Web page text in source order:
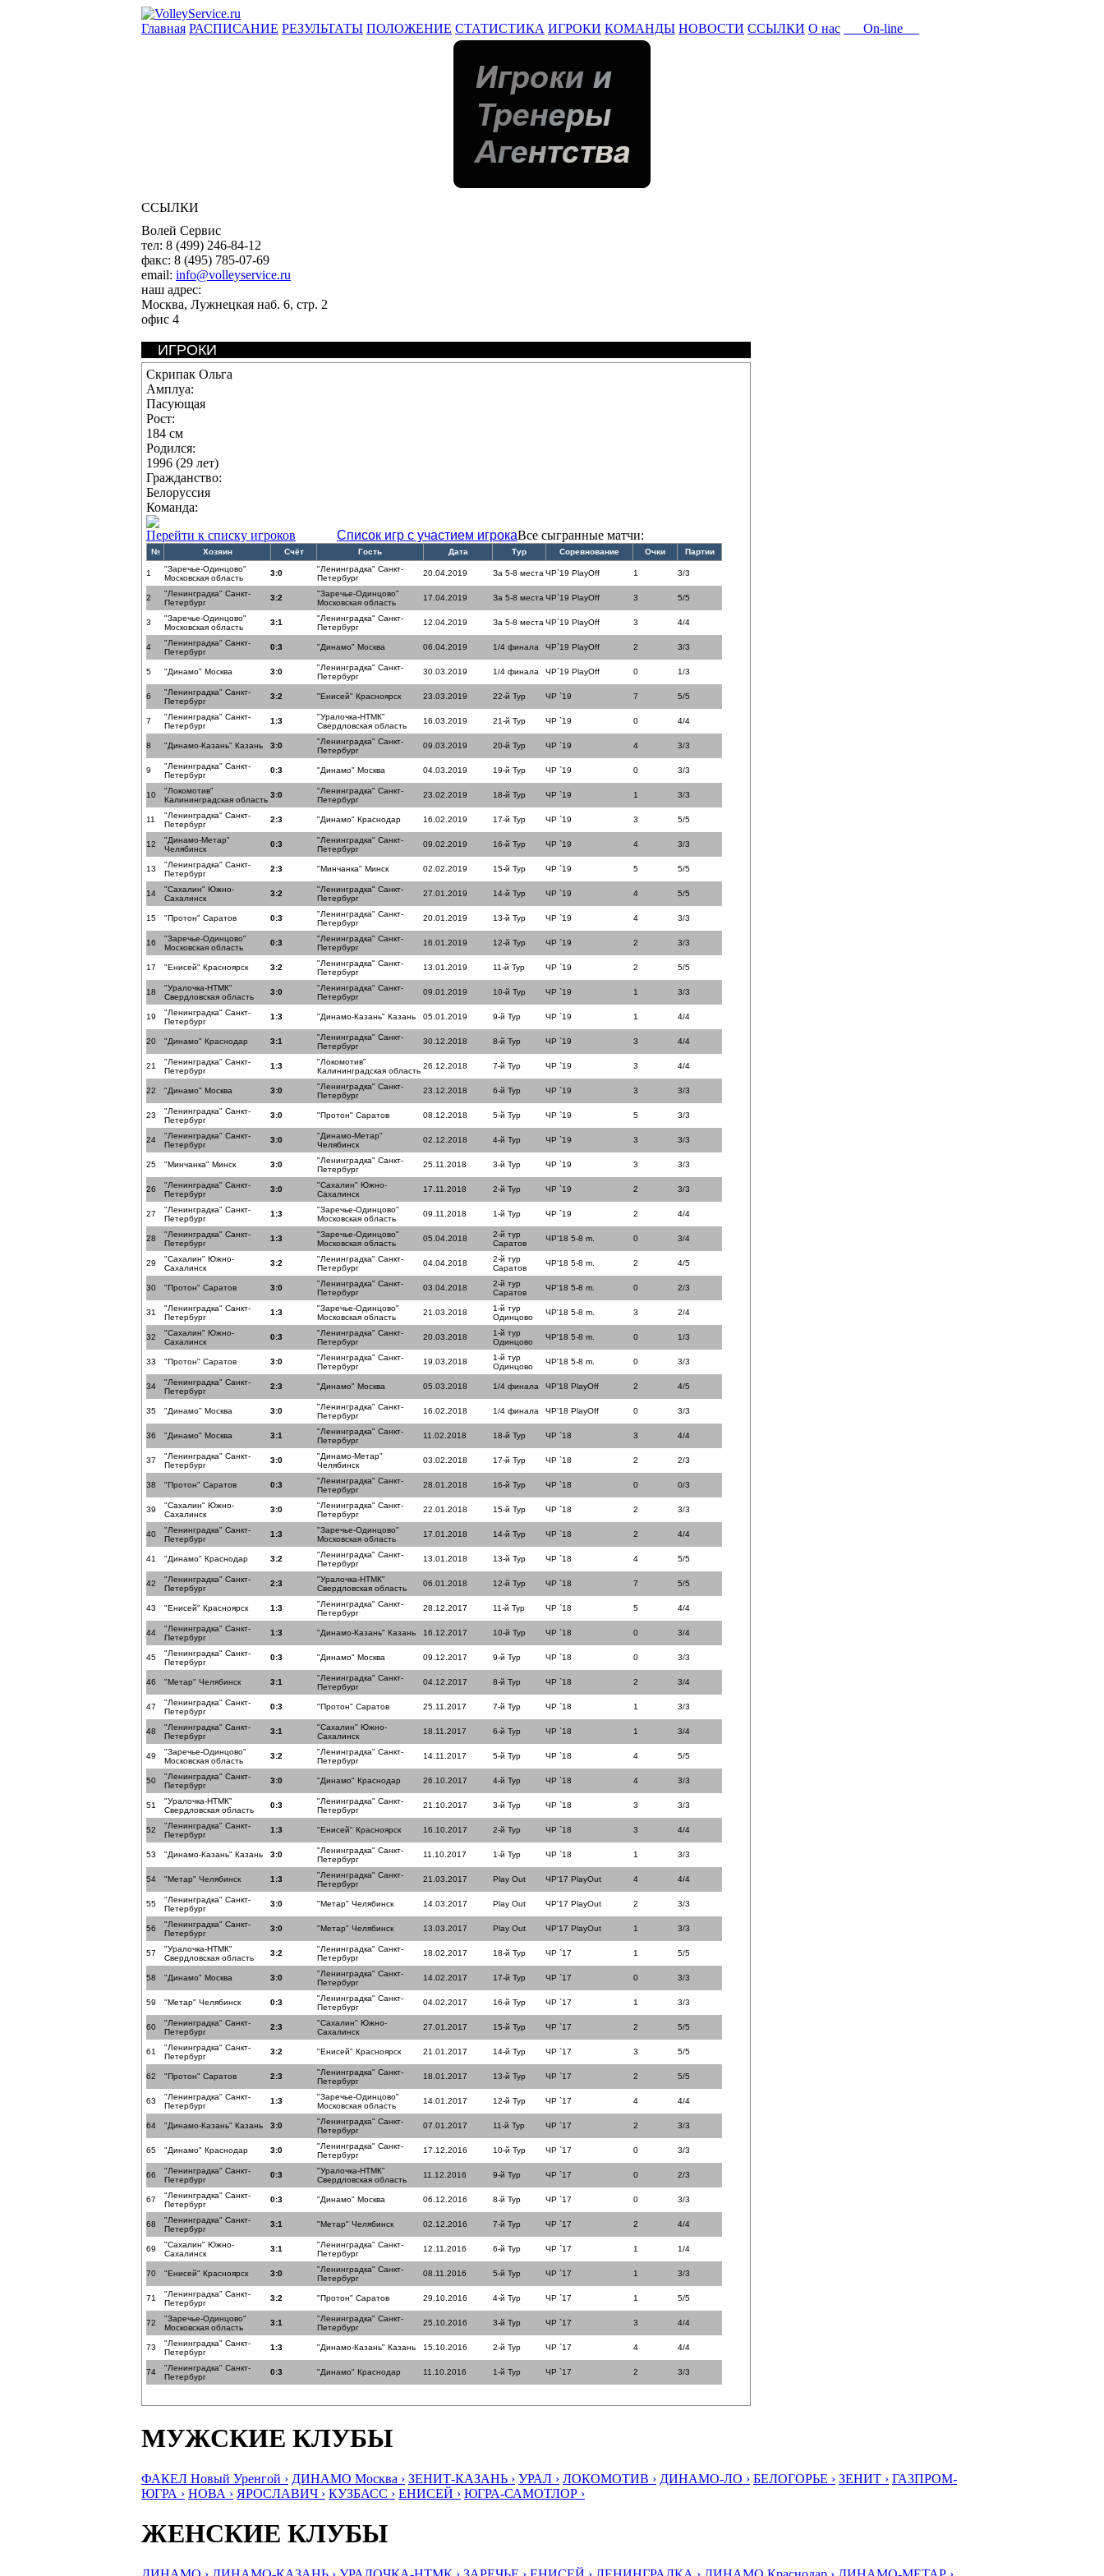
Главная РАСПИСАНИЕ РЕЗУЛЬТАТЫ ПОЛОЖЕНИЕ СТАТИСТИКА ИГРОКИ КОМАНДЫ НОВОСТИ ССЫЛКИ О нас On-line
ССЫЛКИ
Волей Сервис
тел: 8 (499) 246-84-12
факс: 8 (495) 785-07-69
email: info@volleyservice.ru
наш адрес:
Москва, Лужнецкая наб. 6, стр. 2
офис 4
ИГРОКИ
Скрипак Ольга
Амплуа:
Пасующая
Рост:
184 см
Родился:
1996 (29 лет)
Гражданство:
Белоруссия
Команда:
Перейти к списку игроков
Список игр с участием игрокаВсе сыгранные матчи:
№ Хозяин Счёт Гость Дата Тур Соревнование Очки Партии
1
"Заречье-Одинцово"
Московская область
3:0
"Ленинградка" Санкт-
Петербург
20.04.2019 За 5-8 места ЧР`19 PlayOff 1 3/3
2
"Ленинградка" Санкт-
Петербург
3:2
"Заречье-Одинцово"
Московская область
17.04.2019 За 5-8 места ЧР`19 PlayOff 3 5/5
3
"Заречье-Одинцово"
Московская область
3:1
"Ленинградка" Санкт-
Петербург
12.04.2019 За 5-8 места ЧР`19 PlayOff 3 4/4
4
"Ленинградка" Санкт-
Петербург
0:3 "Динамо" Москва 06.04.2019 1/4 финала ЧР`19 PlayOff 2 3/3
5 "Динамо" Москва 3:0
"Ленинградка" Санкт-
Петербург
30.03.2019 1/4 финала ЧР`19 PlayOff 0 1/3
6
"Ленинградка" Санкт-
Петербург
3:2 "Енисей" Красноярск 23.03.2019 22-й Тур ЧР `19 7 5/5
7
"Ленинградка" Санкт-
Петербург
1:3
"Уралочка-НТМК"
Свердловская область
16.03.2019 21-й Тур ЧР `19 0 4/4
8 "Динамо-Казань" Казань 3:0
"Ленинградка" Санкт-
Петербург
09.03.2019 20-й Тур ЧР `19 4 3/3
9
"Ленинградка" Санкт-
Петербург
0:3 "Динамо" Москва 04.03.2019 19-й Тур ЧР `19 0 3/3
10
"Локомотив"
Калининградская область
3:0
"Ленинградка" Санкт-
Петербург
23.02.2019 18-й Тур ЧР `19 1 3/3
11
"Ленинградка" Санкт-
Петербург
2:3 "Динамо" Краснодар 16.02.2019 17-й Тур ЧР `19 3 5/5
12
"Динамо-Метар"
Челябинск
0:3
"Ленинградка" Санкт-
Петербург
09.02.2019 16-й Тур ЧР `19 4 3/3
13
"Ленинградка" Санкт-
Петербург
2:3 "Минчанка" Минск 02.02.2019 15-й Тур ЧР `19 5 5/5
14
"Сахалин" Южно-
Сахалинск
3:2
"Ленинградка" Санкт-
Петербург
27.01.2019 14-й Тур ЧР `19 4 5/5
15 "Протон" Саратов 0:3
"Ленинградка" Санкт-
Петербург
20.01.2019 13-й Тур ЧР `19 4 3/3
16
"Заречье-Одинцово"
Московская область
0:3
"Ленинградка" Санкт-
Петербург
16.01.2019 12-й Тур ЧР `19 2 3/3
17 "Енисей" Красноярск 3:2
"Ленинградка" Санкт-
Петербург
13.01.2019 11-й Тур ЧР `19 2 5/5
18
"Уралочка-НТМК"
Свердловская область
3:0
"Ленинградка" Санкт-
Петербург
09.01.2019 10-й Тур ЧР `19 1 3/3
19
"Ленинградка" Санкт-
Петербург
1:3 "Динамо-Казань" Казань 05.01.2019 9-й Тур ЧР `19 1 4/4
20 "Динамо" Краснодар 3:1
"Ленинградка" Санкт-
Петербург
30.12.2018 8-й Тур ЧР `19 3 4/4
21
"Ленинградка" Санкт-
Петербург
1:3
"Локомотив"
Калининградская область
26.12.2018 7-й Тур ЧР `19 3 4/4
22 "Динамо" Москва 3:0
"Ленинградка" Санкт-
Петербург
23.12.2018 6-й Тур ЧР `19 3 3/3
23
"Ленинградка" Санкт-
Петербург
3:0 "Протон" Саратов 08.12.2018 5-й Тур ЧР `19 5 3/3
24
"Ленинградка" Санкт-
Петербург
3:0
"Динамо-Метар"
Челябинск
02.12.2018 4-й Тур ЧР `19 3 3/3
25 "Минчанка" Минск 3:0
"Ленинградка" Санкт-
Петербург
25.11.2018 3-й Тур ЧР `19 3 3/3
26
"Ленинградка" Санкт-
Петербург
3:0
"Сахалин" Южно-
Сахалинск
17.11.2018 2-й Тур ЧР `19 2 3/3
27
"Ленинградка" Санкт-
Петербург
1:3
"Заречье-Одинцово"
Московская область
09.11.2018 1-й Тур ЧР `19 2 4/4
28
"Ленинградка" Санкт-
Петербург
1:3
"Заречье-Одинцово"
Московская область
05.04.2018
2-й тур
Саратов
ЧР'18 5-8 m. 0 3/4
29
"Сахалин" Южно-
Сахалинск
3:2
"Ленинградка" Санкт-
Петербург
04.04.2018
2-й тур
Саратов
ЧР'18 5-8 m. 2 4/5
30 "Протон" Саратов 3:0
"Ленинградка" Санкт-
Петербург
03.04.2018
2-й тур
Саратов
ЧР'18 5-8 m. 0 2/3
31
"Ленинградка" Санкт-
Петербург
1:3
"Заречье-Одинцово"
Московская область
21.03.2018
1-й тур
Одинцово
ЧР'18 5-8 m. 3 2/4
32
"Сахалин" Южно-
Сахалинск
0:3
"Ленинградка" Санкт-
Петербург
20.03.2018
1-й тур
Одинцово
ЧР'18 5-8 m. 0 1/3
33 "Протон" Саратов 3:0
"Ленинградка" Санкт-
Петербург
19.03.2018
1-й тур
Одинцово
ЧР'18 5-8 m. 0 3/3
34
"Ленинградка" Санкт-
Петербург
2:3 "Динамо" Москва 05.03.2018 1/4 финала ЧР'18 PlayOff 2 4/5
35 "Динамо" Москва 3:0
"Ленинградка" Санкт-
Петербург
16.02.2018 1/4 финала ЧР'18 PlayOff 0 3/3
36 "Динамо" Москва 3:1
"Ленинградка" Санкт-
Петербург
11.02.2018 18-й Тур ЧР `18 3 4/4
37
"Ленинградка" Санкт-
Петербург
3:0
"Динамо-Метар"
Челябинск
03.02.2018 17-й Тур ЧР `18 2 2/3
38 "Протон" Саратов 0:3
"Ленинградка" Санкт-
Петербург
28.01.2018 16-й Тур ЧР `18 0 0/3
39
"Сахалин" Южно-
Сахалинск
3:0
"Ленинградка" Санкт-
Петербург
22.01.2018 15-й Тур ЧР `18 2 3/3
40
"Ленинградка" Санкт-
Петербург
1:3
"Заречье-Одинцово"
Московская область
17.01.2018 14-й Тур ЧР `18 2 4/4
41 "Динамо" Краснодар 3:2
"Ленинградка" Санкт-
Петербург
13.01.2018 13-й Тур ЧР `18 4 5/5
42
"Ленинградка" Санкт-
Петербург
2:3
"Уралочка-НТМК"
Свердловская область
06.01.2018 12-й Тур ЧР `18 7 5/5
43 "Енисей" Красноярск 1:3
"Ленинградка" Санкт-
Петербург
28.12.2017 11-й Тур ЧР `18 5 4/4
44
"Ленинградка" Санкт-
Петербург
1:3 "Динамо-Казань" Казань 16.12.2017 10-й Тур ЧР `18 0 3/4
45
"Ленинградка" Санкт-
Петербург
0:3 "Динамо" Москва 09.12.2017 9-й Тур ЧР `18 0 3/3
46 "Метар" Челябинск 3:1
"Ленинградка" Санкт-
Петербург
04.12.2017 8-й Тур ЧР `18 2 3/4
47
"Ленинградка" Санкт-
Петербург
0:3 "Протон" Саратов 25.11.2017 7-й Тур ЧР `18 1 3/3
48
"Ленинградка" Санкт-
Петербург
3:1
"Сахалин" Южно-
Сахалинск
18.11.2017 6-й Тур ЧР `18 1 3/4
49
"Заречье-Одинцово"
Московская область
3:2
"Ленинградка" Санкт-
Петербург
14.11.2017 5-й Тур ЧР `18 4 5/5
50
"Ленинградка" Санкт-
Петербург
3:0 "Динамо" Краснодар 26.10.2017 4-й Тур ЧР `18 4 3/3
51
"Уралочка-НТМК"
Свердловская область
0:3
"Ленинградка" Санкт-
Петербург
21.10.2017 3-й Тур ЧР `18 3 3/3
52
"Ленинградка" Санкт-
Петербург
1:3 "Енисей" Красноярск 16.10.2017 2-й Тур ЧР `18 3 4/4
53 "Динамо-Казань" Казань 3:0
"Ленинградка" Санкт-
Петербург
11.10.2017 1-й Тур ЧР `18 1 3/3
54 "Метар" Челябинск 1:3
"Ленинградка" Санкт-
Петербург
21.03.2017 Play Out ЧР'17 PlayOut 4 4/4
55
"Ленинградка" Санкт-
Петербург
3:0 "Метар" Челябинск 14.03.2017 Play Out ЧР'17 PlayOut 2 3/3
56
"Ленинградка" Санкт-
Петербург
3:0 "Метар" Челябинск 13.03.2017 Play Out ЧР'17 PlayOut 1 3/3
57
"Уралочка-НТМК"
Свердловская область
3:2
"Ленинградка" Санкт-
Петербург
18.02.2017 18-й Тур ЧР `17 1 5/5
58 "Динамо" Москва 3:0
"Ленинградка" Санкт-
Петербург
14.02.2017 17-й Тур ЧР `17 0 3/3
59 "Метар" Челябинск 0:3
"Ленинградка" Санкт-
Петербург
04.02.2017 16-й Тур ЧР `17 1 3/3
60
"Ленинградка" Санкт-
Петербург
2:3
"Сахалин" Южно-
Сахалинск
27.01.2017 15-й Тур ЧР `17 2 5/5
61
"Ленинградка" Санкт-
Петербург
3:2 "Енисей" Красноярск 21.01.2017 14-й Тур ЧР `17 3 5/5
62 "Протон" Саратов 2:3
"Ленинградка" Санкт-
Петербург
18.01.2017 13-й Тур ЧР `17 2 5/5
63
"Ленинградка" Санкт-
Петербург
1:3
"Заречье-Одинцово"
Московская область
14.01.2017 12-й Тур ЧР `17 4 4/4
64 "Динамо-Казань" Казань 3:0
"Ленинградка" Санкт-
Петербург
07.01.2017 11-й Тур ЧР `17 2 3/3
65 "Динамо" Краснодар 3:0
"Ленинградка" Санкт-
Петербург
17.12.2016 10-й Тур ЧР `17 0 3/3
66
"Ленинградка" Санкт-
Петербург
0:3
"Уралочка-НТМК"
Свердловская область
11.12.2016 9-й Тур ЧР `17 0 2/3
67
"Ленинградка" Санкт-
Петербург
0:3 "Динамо" Москва 06.12.2016 8-й Тур ЧР `17 0 3/3
68
"Ленинградка" Санкт-
Петербург
3:1 "Метар" Челябинск 02.12.2016 7-й Тур ЧР `17 2 4/4
69
"Сахалин" Южно-
Сахалинск
3:1
"Ленинградка" Санкт-
Петербург
12.11.2016 6-й Тур ЧР `17 1 1/4
70 "Енисей" Красноярск 3:0
"Ленинградка" Санкт-
Петербург
08.11.2016 5-й Тур ЧР `17 1 3/3
71
"Ленинградка" Санкт-
Петербург
3:2 "Протон" Саратов 29.10.2016 4-й Тур ЧР `17 1 5/5
72
"Заречье-Одинцово"
Московская область
3:1
"Ленинградка" Санкт-
Петербург
25.10.2016 3-й Тур ЧР `17 3 4/4
73
"Ленинградка" Санкт-
Петербург
1:3 "Динамо-Казань" Казань 15.10.2016 2-й Тур ЧР `17 4 4/4
74
"Ленинградка" Санкт-
Петербург
0:3 "Динамо" Краснодар 11.10.2016 1-й Тур ЧР `17 2 3/3
МУЖСКИЕ КЛУБЫ
ФАКЕЛ Новый Уренгой › ДИНАМО Москва › ЗЕНИТ-КАЗАНЬ › УРАЛ › ЛОКОМОТИВ › ДИНАМО-ЛО › БЕЛОГОРЬЕ › ЗЕНИТ › ГАЗПРОМ-
ЮГРА › НОВА › ЯРОСЛАВИЧ › КУЗБАСС › ЕНИСЕЙ › ЮГРА-САМОТЛОР ›
ЖЕНСКИЕ КЛУБЫ